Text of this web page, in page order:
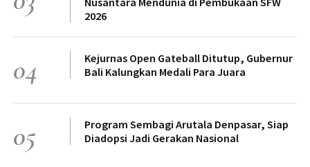
2026
04
Kejurnas Open Gateball Ditutup, Gubernur
Bali Kalungkan Medali Para Juara
05
Program Sembagi Arutala Denpasar, Siap
Diadopsi Jadi Gerakan Nasional